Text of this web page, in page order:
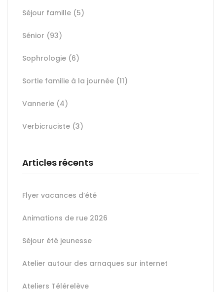
Séjour famille (5)
Sénior (93)
Sophrologie (6)
Sortie familie à la journée (11)
Vannerie (4)
Verbicruciste (3)
Articles récents
Flyer vacances d’été
Animations de rue 2026
Séjour été jeunesse
Atelier autour des arnaques sur internet
Ateliers Télérelève